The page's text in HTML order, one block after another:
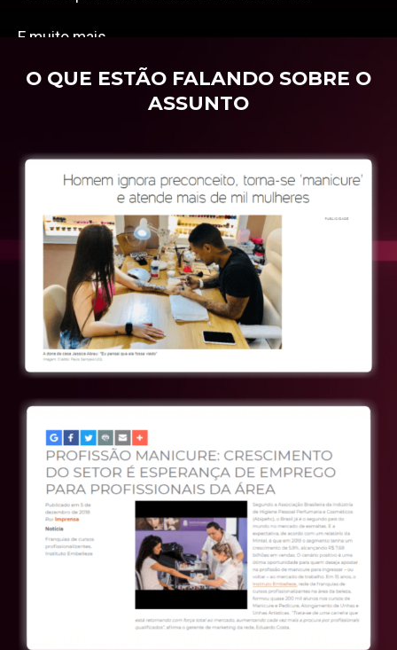
E muito mais…
O QUE ESTÃO FALANDO SOBRE O
ASSUNTO